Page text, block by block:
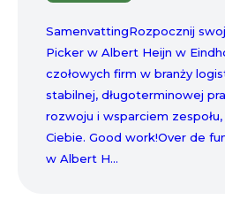
SamenvattingRozpocznij
Picker w Albert Heijn w
czołowych firm w branży
stabilnej, długoterminowej
rozwoju i wsparciem
Ciebie. Good work!Over de
w Albert H...